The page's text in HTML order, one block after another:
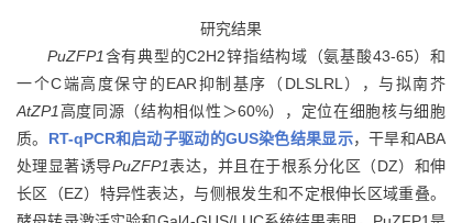
研究结果
PuZFP1含有典型的C2H2锌指结构域（氨基酸43-65）和
一个C端高度保守的EAR抑制基序（DLSLRL），与拟南芥
AtZP1高度同源（结构相似性＞60%），定位在细胞核与细胞
质。 RT-qPCR和启动子驱动的GUS染色结果显示，干旱和ABA
处理显著诱导PuZFP1表达，并且在于根系分化区（DZ）和伸
长区（EZ）特异性表达，与侧根发生和不定根伸长区域重叠。